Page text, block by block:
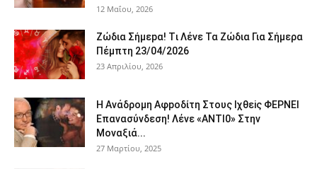
12 Μαΐου, 2026
Ζώδια Σήμεpα! Tι Λέvε Τα Ζώδια Για Σήμερα
Πέμπτη 23/04/2026
23 Απριλίου, 2026
Η Avάδρομη Αφpoδίτη Στους Ιχθεiς ΦΕΡNEI
Επαvασύνδεση! Λέvε «ANTI0» Στην
Μοvαξιά...
27 Μαρτίου, 2025